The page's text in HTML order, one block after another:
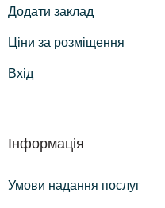
Додати заклад
Ціни за розміщення
Вхід
Інформація
Умови надання послуг